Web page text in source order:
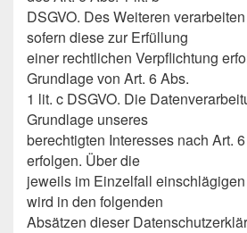
DSGVO. Des Weiteren
sofern diese zur Erfüllung
einer rechtlichen Verpflichtung
Grundlage von Art. 6 Abs.
1 lit. c DSGVO. Die
Grundlage unseres
berechtigten Interesses nach Art.
erfolgen. Über die
jeweils im Einzelfall
wird in den folgenden
Absätzen dieser